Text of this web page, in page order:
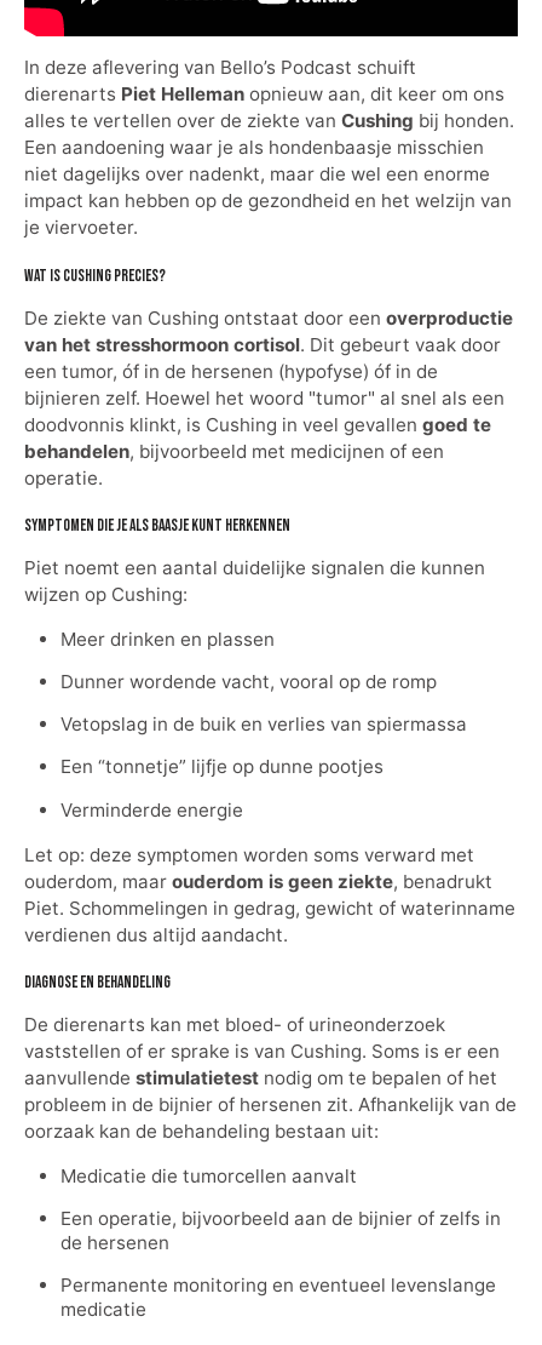
In deze aflevering van Bello’s Podcast schuift
dierenarts Piet Helleman opnieuw aan, dit keer om ons
alles te vertellen over de ziekte van Cushing bij honden.
Een aandoening waar je als hondenbaasje misschien
niet dagelijks over nadenkt, maar die wel een enorme
impact kan hebben op de gezondheid en het welzijn van
je viervoeter.
Wat is Cushing precies?
De ziekte van Cushing ontstaat door een overproductie
van het stresshormoon cortisol. Dit gebeurt vaak door
een tumor, óf in de hersenen (hypofyse) óf in de
bijnieren zelf. Hoewel het woord "tumor" al snel als een
doodvonnis klinkt, is Cushing in veel gevallen goed te
behandelen, bijvoorbeeld met medicijnen of een
operatie.
Symptomen die je als baasje kunt herkennen
Piet noemt een aantal duidelijke signalen die kunnen
wijzen op Cushing:
Meer drinken en plassen
Dunner wordende vacht, vooral op de romp
Vetopslag in de buik en verlies van spiermassa
Een “tonnetje” lijfje op dunne pootjes
Verminderde energie
Let op: deze symptomen worden soms verward met
ouderdom, maar ouderdom is geen ziekte, benadrukt
Piet. Schommelingen in gedrag, gewicht of waterinname
verdienen dus altijd aandacht.
Diagnose en behandeling
De dierenarts kan met bloed- of urineonderzoek
vaststellen of er sprake is van Cushing. Soms is er een
aanvullende stimulatietest nodig om te bepalen of het
probleem in de bijnier of hersenen zit. Afhankelijk van de
oorzaak kan de behandeling bestaan uit:
Medicatie die tumorcellen aanvalt
Een operatie, bijvoorbeeld aan de bijnier of zelfs in
de hersenen
Permanente monitoring en eventueel levenslange
medicatie